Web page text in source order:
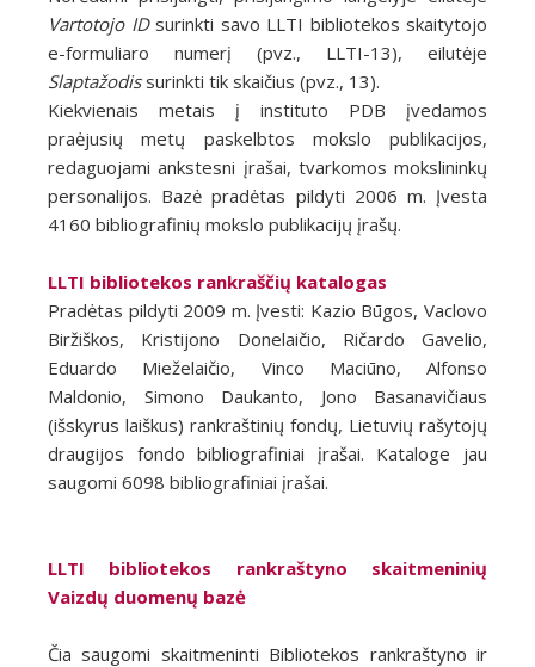
Vartotojo IDsurinkti savo LLTI bibliotekos skaitytojo
e-formuliaro numerį (pvz., LLTI-13), eilutėje
Slaptažodissurinkti tik skaičius (pvz., 13).
Kiekvienais metais į instituto PDB įvedamos
praėjusių metų paskelbtos mokslo publikacijos,
redaguojami ankstesni įrašai, tvarkomos mokslininkų
personalijos. Bazė pradėtas pildyti 2006 m. Įvesta
4160 bibliografinių mokslo publikacijų įrašų.
LLTI bibliotekos rankraščių katalogas
Pradėtas pildyti 2009 m. Įvesti: Kazio Būgos, Vaclovo
Biržiškos, Kristijono Donelaičio, Ričardo Gavelio,
Eduardo Mieželaičio, Vinco Maciūno, Alfonso
Maldonio, Simono Daukanto, Jono Basanavičiaus
(išskyrus laiškus) rankraštinių fondų, Lietuvių rašytojų
draugijos fondo bibliografiniai įrašai. Kataloge jau
saugomi 6098 bibliografiniai įrašai.
LLTI bibliotekos rankraštyno skaitmeninių
Vaizdų duomenų bazė
Čia saugomi skaitmeninti Bibliotekos rankraštyno ir